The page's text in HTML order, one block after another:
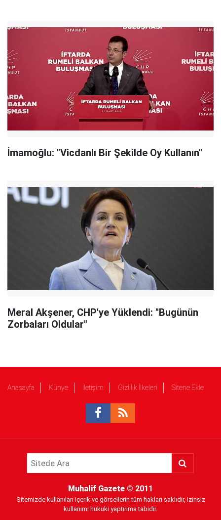
İmamoğlu: "Vicdanlı Bir Şekilde Oy Kullanın"
Meral Akşener, CHP'ye Yüklendi: "Bugünün
Zorbaları Oldular"
Anasayfa Künye İletişim Gizlilik İlkeleri Sitene Ekle
Muhalif Gazete © 2011
Sitemizde kullanılan içerik ve görsellerin tüm hakları saklıdır, izinsiz
kullanımı hukuki yaptırıma tabidir.